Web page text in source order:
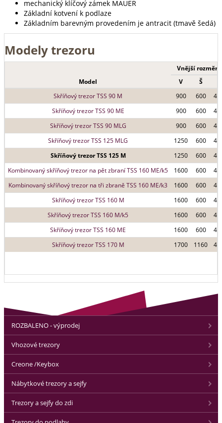
mechanický klíčový zámek MAUER
Základní kotvení k podlaze
Základním barevným provedením je antracit (tmavě šedá)
Modely trezoru
Model
Vnější rozměry
V
Š
Skříňový trezor TSS 90 M
900 600
Skříňový trezor TSS 90 ME
900 600
Skříňový trezor TSS 90 MLG
900 600
Skříňový trezor TSS 125 MLG
1250 600
Skříňový trezor TSS 125 M
1250 600
Kombinovaný skříňový trezor na pět zbraní TSS 160 ME/k5
1600 600
Kombinovaný skříňový trezor na tři zbraně TSS 160 ME/k3
1600 600
Skříňový trezor TSS 160 M
1600 600
Skříňový trezor TSS 160 M/k5
1600 600
Skříňový trezor TSS 160 ME
1600 600
Skříňový trezor TSS 170 M
1700 1160
ROZBALENO - výprodej
Vhozové trezory
Creone /Keybox
Nábytkové trezory a sejfy
Trezory a sejfy do zdi